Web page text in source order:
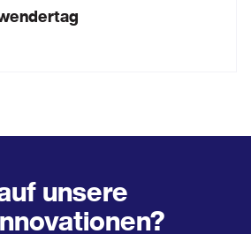
unsere